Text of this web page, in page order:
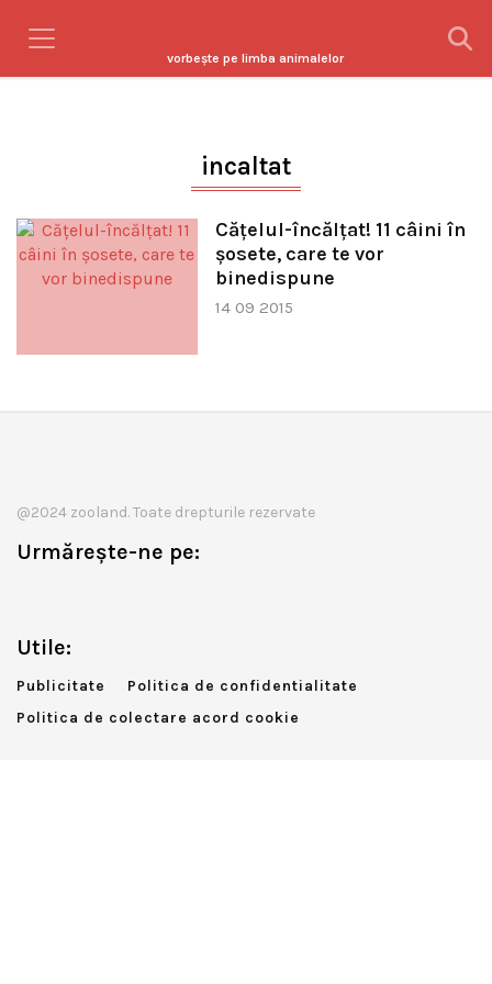
vorbeşte pe limba animalelor
incaltat
Căţelul-încălţat! 11 câini în
şosete, care te vor
binedispune
14 09 2015
@2024 zooland. Toate drepturile rezervate
Urmărește-ne pe:
Utile:
Publicitate
Politica de confidentialitate
Politica de colectare acord cookie